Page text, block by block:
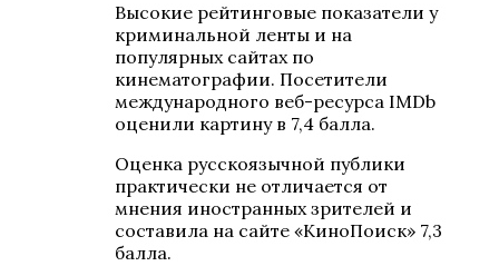
Высокие рейтинговые показатели у
криминальной ленты и на
популярных сайтах по
кинематографии. Посетители
международного веб-ресурса IMDb
оценили картину в 7,4 балла.
Оценка русскоязычной публики
практически не отличается от
мнения иностранных зрителей и
составила на сайте «КиноПоиск» 7,3
балла.